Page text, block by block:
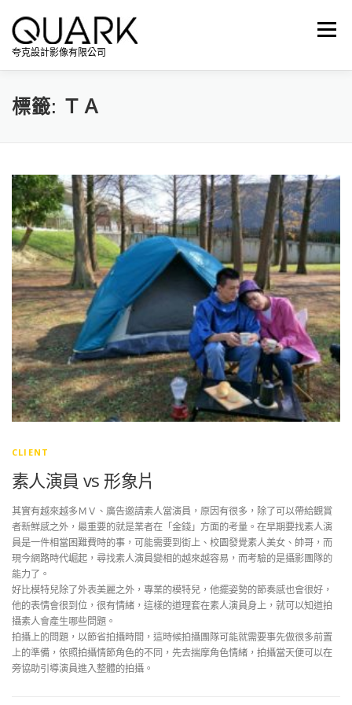
內
夸克設計影像有限公司
選單
標籤: ＴＡ
CLIENT
素人演員 vs 形象片
其實有越來越多ＭＶ、廣告邀請素人當演員，原因有很多，除了可以帶給觀賞
者新鮮感之外，最重要的就是業者在「金錢」方面的考量。在早期要找素人演
員是一件相當困難費時的事，可能需要到街上、校園發覺素人美女、帥哥，而
現今網路時代崛起，尋找素人演員變相的越來越容易，而考驗的是攝影團隊的
能力了。
好比模特兒除了外表美麗之外，專業的模特兒，他擺姿勢的節奏感也會很好，
他的表情會很到位，很有情緒，這樣的道理套在素人演員身上，就可以知道拍
攝素人會產生哪些問題。
拍攝上的問題，以節省拍攝時間，這時候拍攝團隊可能就需要事先做很多前置
上的準備，依照拍攝情節角色的不同，先去揣摩角色情緒，拍攝當天便可以在
旁協助引導演員進入整體的拍攝。